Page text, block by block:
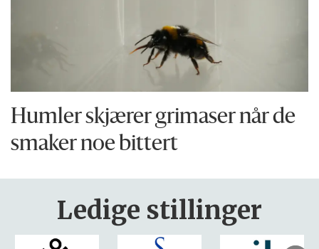
Humler skjærer grimaser når de
smaker noe bittert
Ledige stillinger